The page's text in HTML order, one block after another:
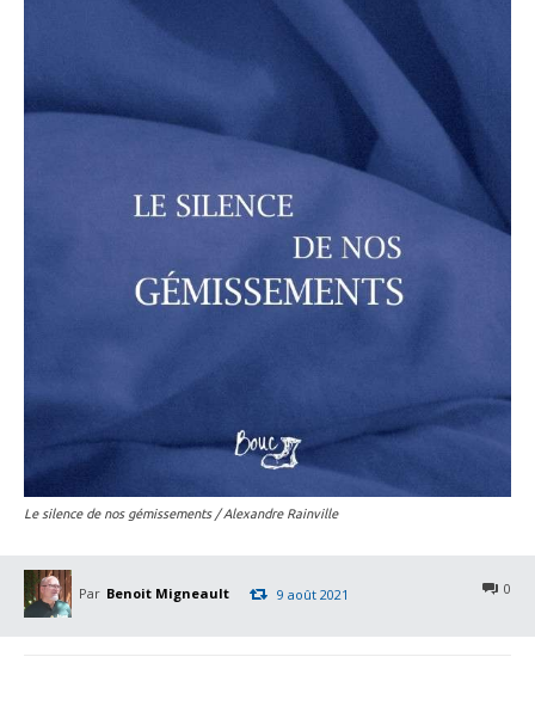
Le silence de nos gémissements / Alexandre Rainville
Par Benoit Migneault 0
9 août 2021